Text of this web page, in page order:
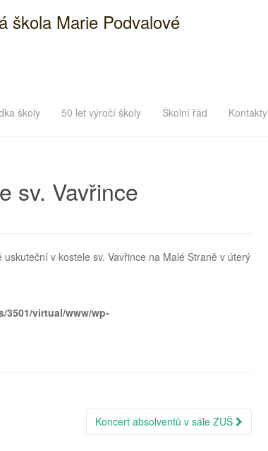
škola Marie Podvalové
školy 50 let výročí školy Školní řád Kontakty
sv. Vavřince
v kostele sv. Vavřince na Malé Straně v úterý
3501/virtual/www/wp-
Koncert absolventů v sále ZUŠ